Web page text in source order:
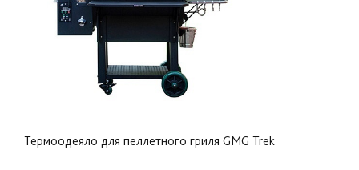
Термоодеяло для пеллетного гриля GMG Trek